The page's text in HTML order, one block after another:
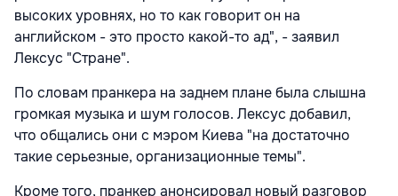
высоких уровнях, но то как говорит он на
английском - это просто какой-то ад", - заявил
Лексус "Стране".
По словам пранкера на заднем плане была слышна
громкая музыка и шум голосов. Лексус добавил,
что общались они с мэром Киева "на достаточно
такие серьезные, организационные темы".
Кроме того, пранкер анонсировал новый разговор